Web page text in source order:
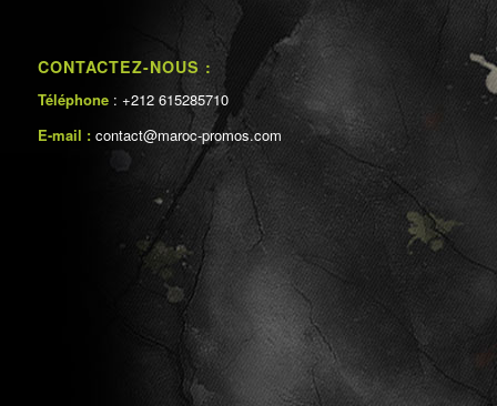
CONTACTEZ-NOUS :
Téléphone : +212 615285710
E-mail : contact@maroc-promos.com